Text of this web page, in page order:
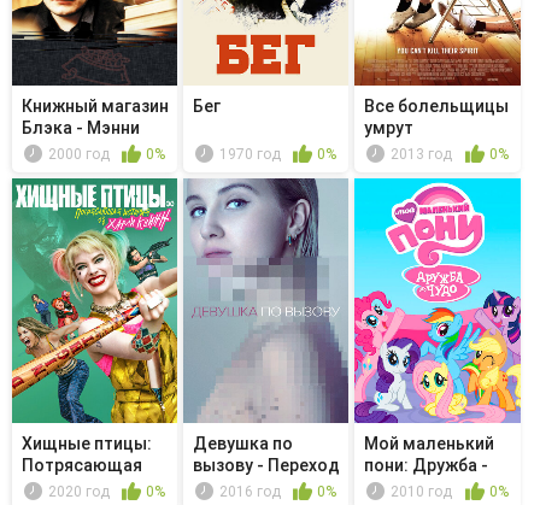
Книжный магазин
Блэка - Мэнни
возвращ...
2000 год 0%
Бег
1970 год 0%
Все болельщицы
умрут
2013 год 0%
Хищные птицы:
Потрясающая
история Хар...
2020 год 0%
Девушка по
вызову - Переход
всех границ
2016 год 0%
Мой маленький
пони: Дружба -
это чудо...
2010 год 0%